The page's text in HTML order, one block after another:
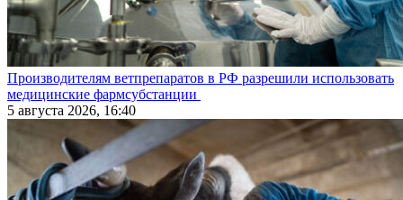
Производителям ветпрепаратов в РФ разрешили использовать
медицинские фармсубстанции
5 августа 2026, 16:40